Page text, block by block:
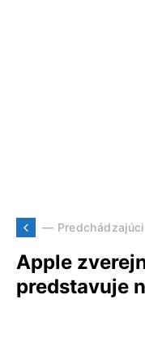
— Predchádzajúci
Apple
predstavuje